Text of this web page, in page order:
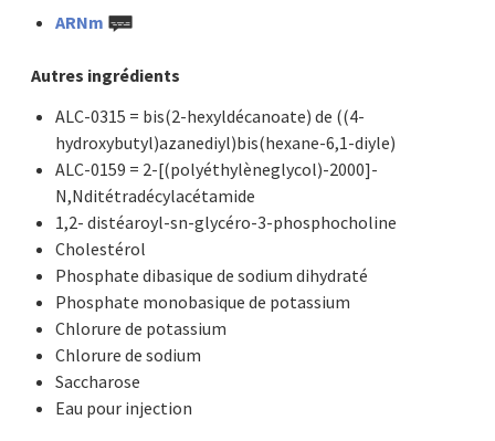
ARNm
Autres ingrédients
ALC-0315 = bis(2-hexyldécanoate) de ((4-
hydroxybutyl)azanediyl)bis(hexane-6,1-diyle)
ALC-0159 = 2-[(polyéthylèneglycol)-2000]-
N,Nditétradécylacétamide
1,2- distéaroyl-sn-glycéro-3-phosphocholine
Cholestérol
Phosphate dibasique de sodium dihydraté
Phosphate monobasique de potassium
Chlorure de potassium
Chlorure de sodium
Saccharose
Eau pour injection